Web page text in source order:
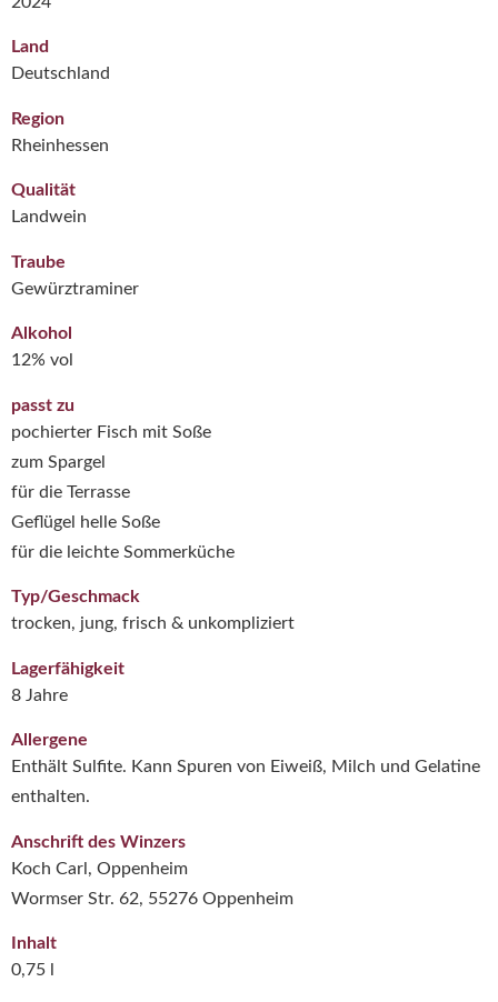
Land
Deutschland
Region
Rheinhessen
Qualität
Landwein
Traube
Gewürztraminer
Alkohol
12% vol
passt zu
pochierter Fisch mit Soße
zum Spargel
für die Terrasse
Geflügel helle Soße
für die leichte Sommerküche
Typ/Geschmack
trocken, jung, frisch & unkompliziert
Lagerfähigkeit
8 Jahre
Allergene
Enthält Sulfite. Kann Spuren von Eiweiß, Milch und Gelatine
enthalten.
Anschrift des Winzers
Koch Carl, Oppenheim
Wormser Str. 62, 55276 Oppenheim
Inhalt
0,75 l